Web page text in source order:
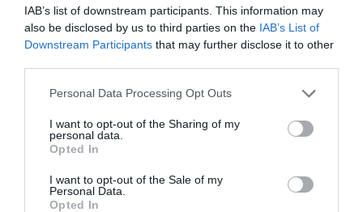
IAB’s list of downstream participants. This information may
also be disclosed by us to third parties on the IAB’s List of
Downstream Participants that may further disclose it to other
Personal Data Processing Opt Outs
I want to opt-out of the Sharing of my
personal data.
Opted In
I want to opt-out of the Sale of my
Personal Data.
Opted In
Couple Photoshoot Paris